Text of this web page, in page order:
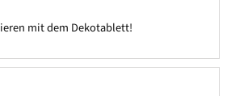
mit dem Dekotablett!